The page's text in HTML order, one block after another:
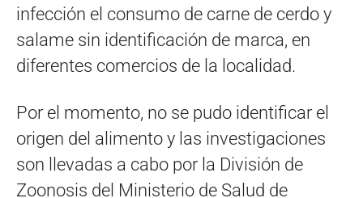
infección el consumo de carne de cerdo y
salame sin identificación de marca, en
diferentes comercios de la localidad.
Por el momento, no se pudo identificar el
origen del alimento y las investigaciones
son llevadas a cabo por la División de
Zoonosis del Ministerio de Salud de